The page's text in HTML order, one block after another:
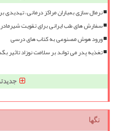
نرمال سازی بمباران مراکز درمانی،
سفارش های طب ایرانی برای تقویت
ورود هوش مصنوعی به کتاب های درسی
تغذیه پدر می تواند بر سلامت نوزاد تاثیر
تگها